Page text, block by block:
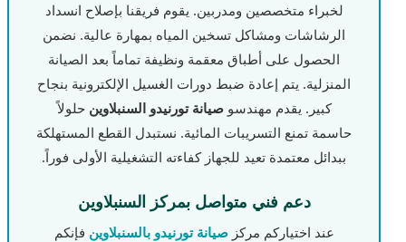
لخبراء متخصصين ومدربين. يقوم فريقنا بإصلاح انسداد
الرشاشات ومشاكل تسخين المياه بمهارة عالية. نضمن
الحصول على أطباق معقمة ونظيفة تماماً بعد الصيانة
المنزلية. يتم إعادة ضبط دورات الغسيل الإلكترونية بنجاح
كبير. يقدم مهندسوصيانة تورنيدو السنبلاوين حلولاً
حاسمة تمنع التسريبات المائية. نستبدل القطع المستهلكة
ببدائل معتمدة تعيد للجهاز كفاءته التشغيلية الأولى فوراً.
دعم فني متواصل بمركز السنبلاوين
عند اختياركم مركزصيانة تورنيدو بالسنبلاوين فإنكم